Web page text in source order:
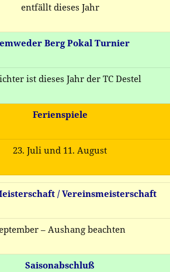
entfällt dieses Jahr
Berg Pokal Turnier
ist dieses Jahr der TC Destel
Ferienspiele
23. Juli und 11. August
/ Vereinsmeisterschaft
– Aushang beachten
Saisonabschluß